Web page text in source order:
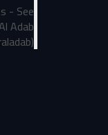
- See
Adab